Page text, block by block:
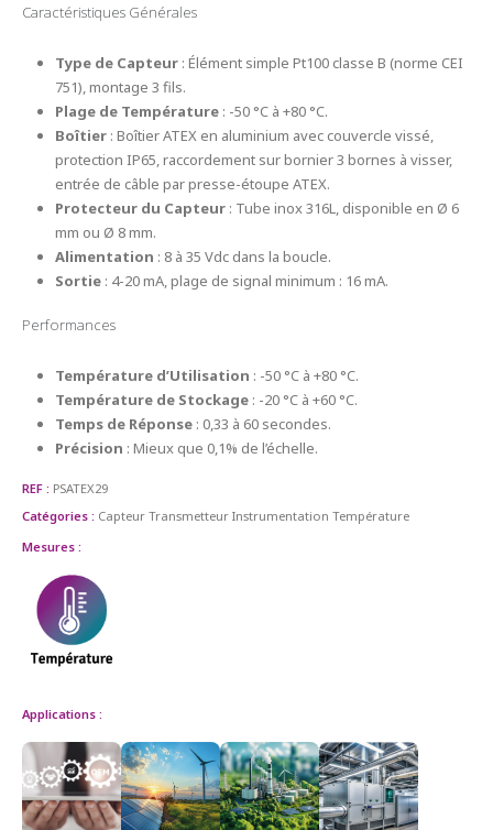
Caractéristiques Générales
Type de Capteur: Élément simple Pt100 classe B (norme CEI
751), montage 3 fils.
Plage de Température: -50 °C à +80 °C.
Boîtier: Boîtier ATEX en aluminium avec couvercle vissé,
protection IP65, raccordement sur bornier 3 bornes à visser,
entrée de câble par presse-étoupe ATEX.
Protecteur du Capteur: Tube inox 316L, disponible en Ø 6
mm ou Ø 8 mm.
Alimentation : 8 à 35 Vdc dans la boucle.
Sortie: 4-20 mA, plage de signal minimum : 16 mA.
Performances
Température d’Utilisation : -50 °C à +80 °C.
Température de Stockage: -20 °C à +60 °C.
Temps de Réponse: 0,33 à 60 secondes.
Précision : Mieux que 0,1% de l’échelle.
REF : PSATEX29
Catégories : Capteur Transmetteur Instrumentation Température
Mesures :
Applications :